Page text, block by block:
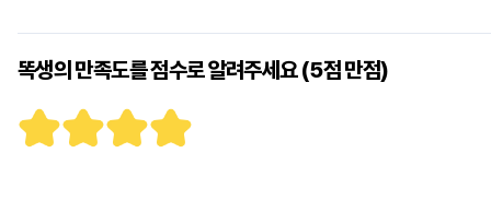
똑생의 만족도를 점수로 알려주세요 (5점 만점)